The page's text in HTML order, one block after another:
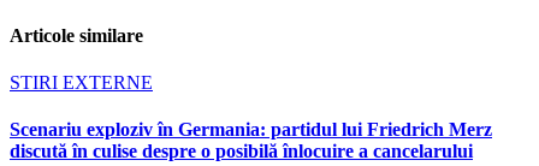
Articole similare
STIRI EXTERNE
Scenariu exploziv în Germania: partidul lui Friedrich Merz
discută în culise despre o posibilă înlocuire a cancelarului